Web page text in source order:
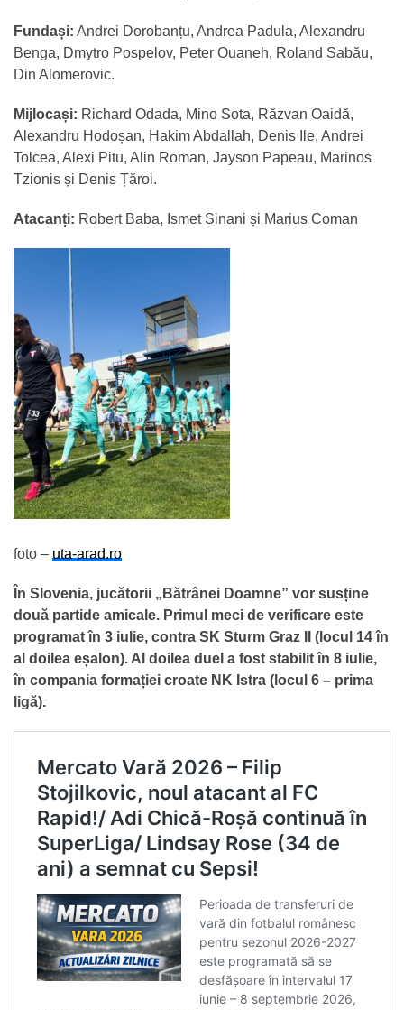
Fundași: Andrei Dorobanțu, Andrea Padula, Alexandru
Benga, Dmytro Pospelov, Peter Ouaneh, Roland Sabău,
Din Alomerovic.
Mijlocași: Richard Odada, Mino Sota, Răzvan Oaidă,
Alexandru Hodoșan, Hakim Abdallah, Denis Ile, Andrei
Tolcea, Alexi Pitu, Alin Roman, Jayson Papeau, Marinos
Tzionis și Denis Țăroi.
Atacanți: Robert Baba, Ismet Sinani și Marius Coman
foto – uta-arad.ro
În Slovenia, jucătorii „Bătrânei Doamne” vor susține
două partide amicale. Primul meci de verificare este
programat în 3 iulie, contra SK Sturm Graz II (locul 14 în
al doilea eșalon). Al doilea duel a fost stabilit în 8 iulie,
în compania formației croate NK Istra (locul 6 – prima
ligă).